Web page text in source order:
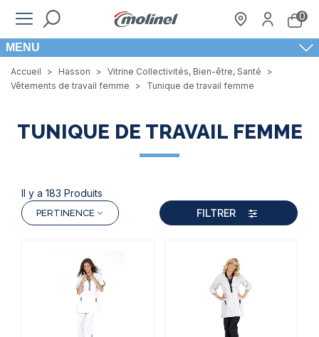
0
MENU
Accueil > Hasson > Vitrine Collectivités, Bien-être, Santé
>
Vêtements de travail femme
> Tunique de travail femme
TUNIQUE DE TRAVAIL FEMME
Il y a 183 Produits
PERTINENCE FILTRER